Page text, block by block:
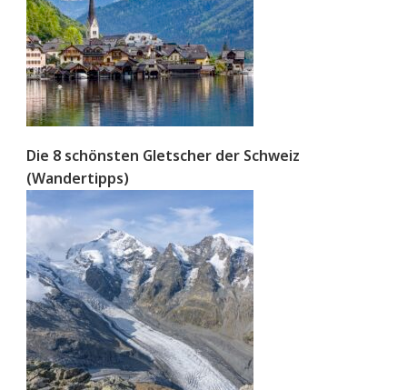
Die 8 schönsten Gletscher der Schweiz
(Wandertipps)